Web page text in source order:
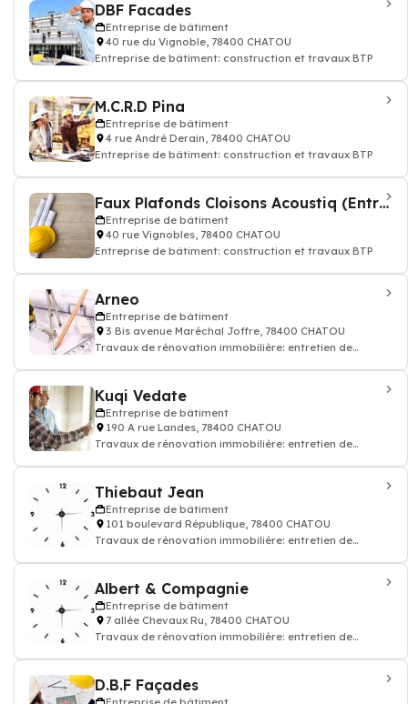
DBF Facades
Entreprise de bâtiment
40 rue du Vignoble, 78400 CHATOU
Entreprise de bâtiment: construction et travaux BTP
M.C.R.D Pina
Entreprise de bâtiment
4 rue André Derain, 78400 CHATOU
Entreprise de bâtiment: construction et travaux BTP
Faux Plafonds Cloisons Acoustiq (Entrep)
Entreprise de bâtiment
40 rue Vignobles, 78400 CHATOU
Entreprise de bâtiment: construction et travaux BTP
Arneo
Entreprise de bâtiment
3 Bis avenue Maréchal Joffre, 78400 CHATOU
Travaux de rénovation immobilière: entretien de
Kuqi Vedate
Entreprise de bâtiment
190 A rue Landes, 78400 CHATOU
Travaux de rénovation immobilière: entretien de
Thiebaut Jean
Entreprise de bâtiment
101 boulevard République, 78400 CHATOU
Travaux de rénovation immobilière: entretien de
Albert & Compagnie
Entreprise de bâtiment
7 allée Chevaux Ru, 78400 CHATOU
Travaux de rénovation immobilière: entretien de
D.B.F Façades